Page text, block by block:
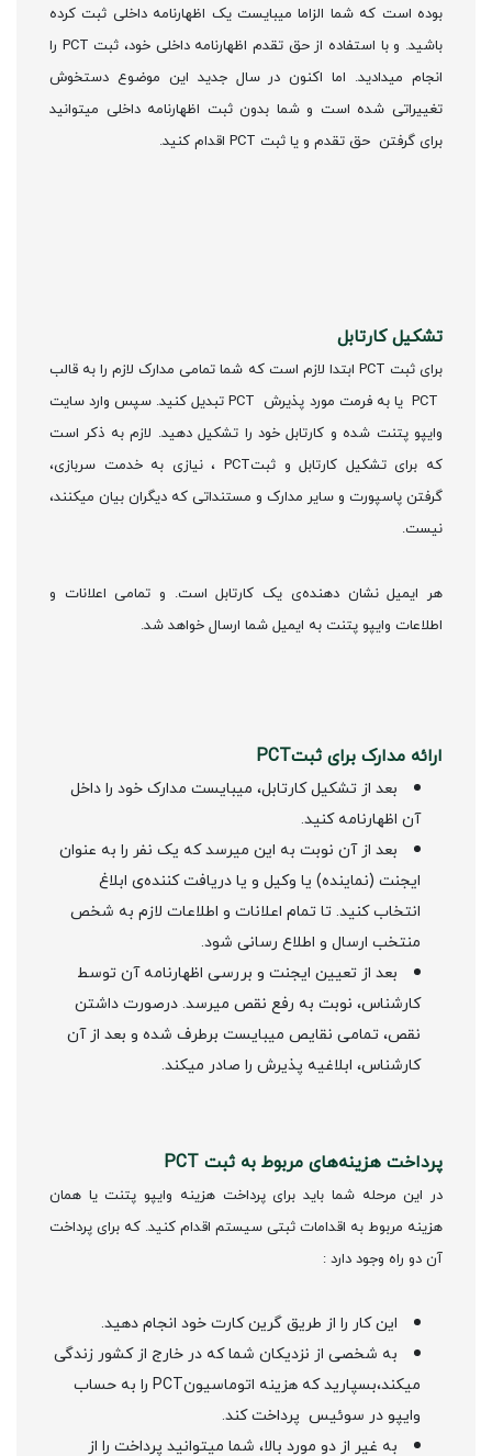
بوده است که شما الزاما میبایست یک اظهارنامه داخلی ثبت کرده
باشید. و با استفاده از حق تقدم اظهارنامه داخلی خود، ثبت PCT را
انجام میدادید. اما اکنون در سال جدید این موضوع دستخوش
تغییراتی شده است و شما بدون ثبت اظهارنامه داخلی میتوانید
برای گرفتن حق تقدم و یا ثبت PCT اقدام کنید.
تشکیل کارتابل
برای ثبت PCT ابتدا لازم است که شما تمامی مدارک لازم را به قالب
PCT یا به فرمت مورد پذیرش PCT تبدیل کنید. سپس وارد سایت
وایپو پتنت شده و کارتابل خود را تشکیل دهید. لازم به ذکر است
که برای تشکیل کارتابل و ثبتPCT ، نیازی به خدمت سربازی،
گرفتن پاسپورت و سایر مدارک و مستنداتی که دیگران بیان میکنند،
نیست.
هر ایمیل نشان دهنده‌ی یک کارتابل است. و تمامی اعلانات و
اطلاعات وایپو پتنت به ایمیل شما ارسال خواهد شد.
ارائه مدارک برای ثبتPCT
بعد از تشکیل کارتابل، میبایست مدارک خود را داخل
آن اظهارنامه کنید.
بعد از آن نوبت به این میرسد که یک نفر را به عنوان
ایجنت (نماینده) یا وکیل و یا دریافت کننده‌ی ابلاغ‌
انتخاب کنید. تا تمام اعلانات و اطلاعات لازم به شخص
منتخب ارسال و اطلاع رسانی شود.
بعد از تعیین ایجنت و بررسی اظهارنامه آن توسط
کارشناس، نوبت به رفع نقص میرسد. درصورت داشتن
نقص، تمامی نقایص میبایست برطرف شده و بعد از آن
کارشناس، ابلاغیه پذیرش را صادر میکند.
پرداخت هزینه‌های مربوط به ثبت PCT
در این مرحله شما باید برای پرداخت هزینه وایپو پتنت یا همان
هزینه مربوط به اقدامات ثبتی سیستم اقدام کنید. که برای پرداخت
آن دو راه وجود دارد :
این کار را از طریق گرین کارت خود انجام دهید.
به شخصی از نزدیکان شما که در خارج از کشور زندگی
میکند،بسپارید که هزینه اتوماسیونPCT را به حساب
وایپو در سوئیس پرداخت کند.
به غیر از دو مورد بالا، شما میتوانید پرداخت را از